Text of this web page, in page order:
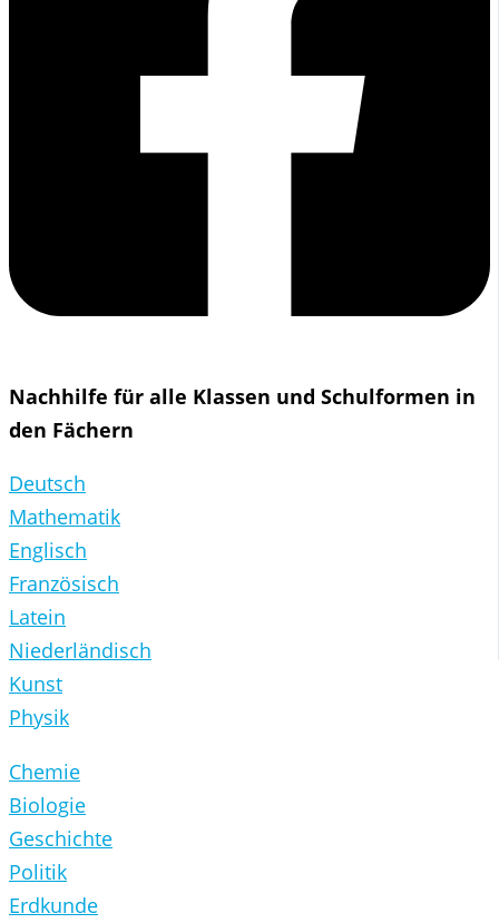
Nachhilfe für alle Klassen und Schulformen in
den Fächern
Deutsch
Mathematik
Englisch
Französisch
Latein
Niederländisch
Kunst
Physik
Chemie
Biologie
Geschichte
Politik
Erdkunde